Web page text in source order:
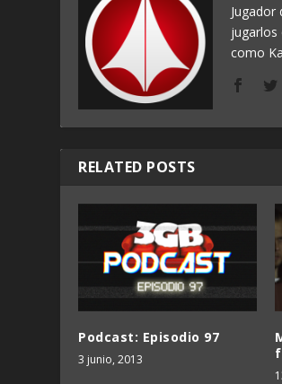
jugarlos
como
RELATED POSTS
Podcast: Episodio 97
3 junio, 2013